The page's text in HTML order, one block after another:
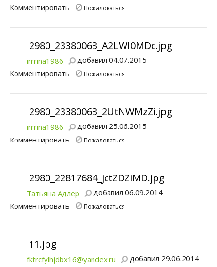
Комментировать
Пожаловаться
2980_23380063_A2LWI0MDc.jpg
irrrina1986
добавил 04.07.2015
Комментировать
Пожаловаться
2980_23380063_2UtNWMzZi.jpg
irrrina1986
добавил 25.06.2015
Комментировать
Пожаловаться
2980_22817684_jctZDZiMD.jpg
Татьяна Адлер
добавил 06.09.2014
Комментировать
Пожаловаться
11.jpg
fktrcfylhjdbx16@yandex.ru добавил 29.06.2014